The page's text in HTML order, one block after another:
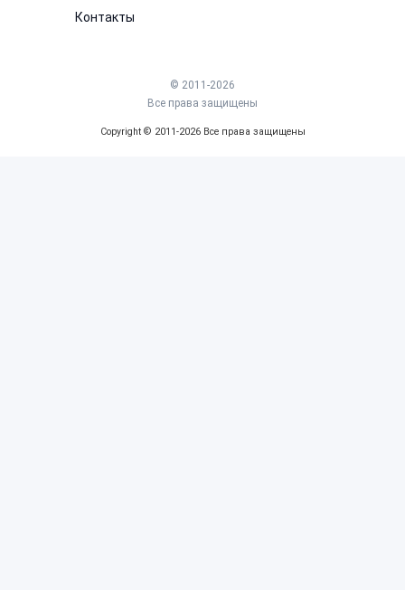
Контакты
© 2011-2026
Все права защищены
Copyright © 2011-2026 Все права защищены